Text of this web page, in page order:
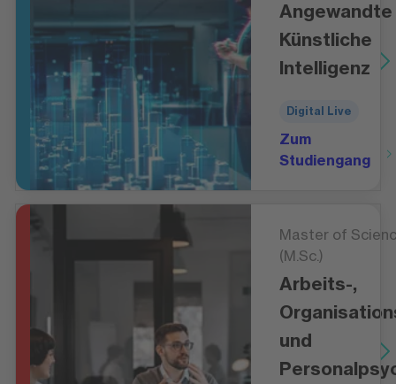
Angewandte
Künstliche
Intelligenz
Digital Live
Zum
Studiengang
Master of
(M.Sc.)
Arbeits-,
und